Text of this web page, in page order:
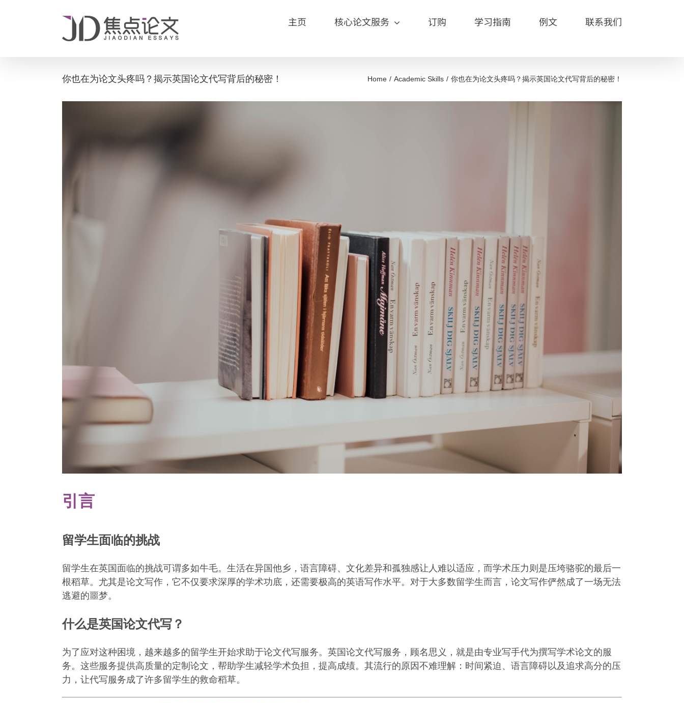
主页 核心论文服务 订购 学习指南 例文 联系我们
你也在为论文头疼吗？揭示英国论文代写背后的秘密！ Home Academic Skills 你也在为论文头疼吗？揭示英国论文代写背后的秘密！
引言
留学生面临的挑战
留学生在英国面临的挑战可谓多如牛毛。生活在异国他乡，语言障碍、文化差异和孤独感让人难以适应，而学术压力则是压垮骆驼的最后一
根稻草。尤其是论文写作，它不仅要求深厚的学术功底，还需要极高的英语写作水平。对于大多数留学生而言，论文写作俨然成了一场无法
逃避的噩梦。
什么是英国论文代写？
为了应对这种困境，越来越多的留学生开始求助于论文代写服务。英国论文代写服务，顾名思义，就是由专业写手代为撰写学术论文的服
务。这些服务提供高质量的定制论文，帮助学生减轻学术负担，提高成绩。其流行的原因不难理解：时间紧迫、语言障碍以及追求高分的压
力，让代写服务成了许多留学生的救命稻草。